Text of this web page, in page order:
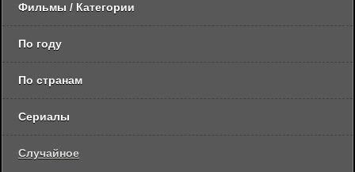
Фильмы / Категории
По году
По странам
Сериалы
Случайное